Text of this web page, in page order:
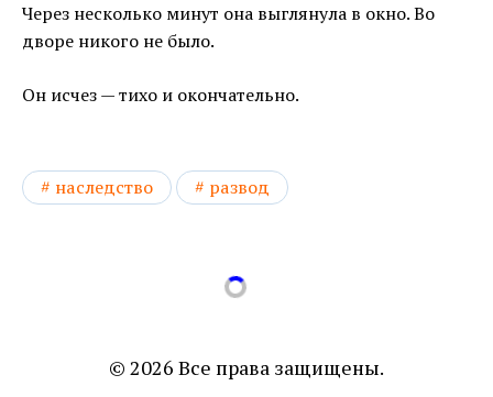
Через несколько минут она выглянула в окно. Во
дворе никого не было.
Он исчез — тихо и окончательно.
наследство развод
© 2026 Все права защищены.